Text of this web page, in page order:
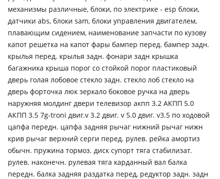
механизмы различные, блоки, по электрике - esp блоки,
датчики abs, блоки sam, блоки управления двигателем,
плавающим сидением, наименование запчасти по кузову
капот решетка на капот фары бампер перед. бампер задн.
крылья перед. крылья задн. фонари задн крышка
багажника крыша порог со стойкой порог пластиковый
дверь голая лобовое стекло задн. стекло лоб стекло на
дверь форточка люк зеркало боковое ручка на дверь
наружняя молдинг двери телевизор акпп 3.2 АКПП 5.0
АКПП 3.5 7g-troni двиг.v 3.2 двиг. v 5.0 двиг. v3.5 по ходовой
цапфа передн. цапфа задняя рычаг нижний рычаг нижн
крив рычаг верхний серги перед. рулев. рейка амортиз
обычн. пружина тормоз. диск супорт тяга стабилизат.
рулев. наконечн. рулевая тяга карданный вал балка
передн. балка задняя раздатка перед, редуктор задн. задн